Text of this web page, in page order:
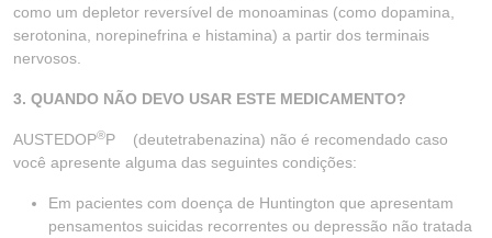
como um depletor reversível de monoaminas (como dopamina,
serotonina, norepinefrina e histamina) a partir dos terminais
nervosos.
3. QUANDO NÃO DEVO USAR ESTE MEDICAMENTO?
AUSTEDOP®P (deutetrabenazina) não é recomendado caso
você apresente alguma das seguintes condições:
Em pacientes com doença de Huntington que apresentam
pensamentos suicidas recorrentes ou depressão não tratada